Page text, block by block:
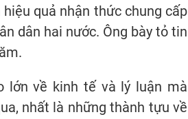
quả nhận thức chung cấp
dân hai nước. Ông bày tỏ tin
lớn về kinh tế và lý luận mà
nhất là những thành tựu về